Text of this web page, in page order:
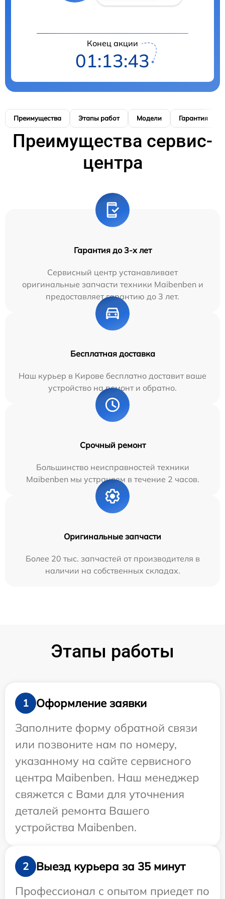
Конец акции
01:13:42
Преимущества Этапы работ Модели Гарантия
Преимущества сервис-
центра
Гарантия до 3-х лет
Сервисный центр устанавливает
оригинальные запчасти техники Maibenben и
предоставляет гарантию до 3 лет.
Бесплатная доставка
Наш курьер в Кирове бесплатно доставит ваше
устройство на ремонт и обратно.
Срочный ремонт
Большинство неисправностей техники
Maibenben мы устраняем в течение 2 часов.
Оригинальные запчасти
Более 20 тыс. запчастей от производителя в
наличии на собственных складах.
Этапы работы
1
Оформление заявки
Заполните форму обратной связи
или позвоните нам по номеру,
указанному на сайте сервисного
центра Maibenben. Наш менеджер
свяжется с Вами для уточнения
деталей ремонта Вашего
устройства Maibenben.
2
Выезд курьера за 35 минут
Профессионал с опытом приедет по